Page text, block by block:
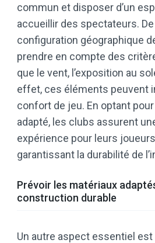
commun et disposer d’un
accueillir des spectateurs. De
configuration géographique
prendre en compte des
que le vent, l’exposition au
effet, ces éléments peuvent
confort de jeu. En optant
adapté, les clubs assurent
expérience pour leurs
garantissant la durabilité de
Prévoir les matériaux
construction durable
Un autre aspect essentiel